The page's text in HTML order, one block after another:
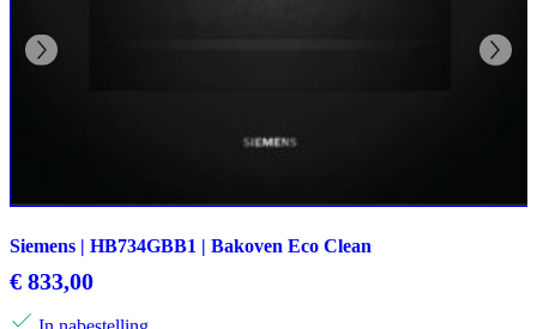
Siemens | HB734GBB1 | Bakoven Eco Clean
€ 833,00